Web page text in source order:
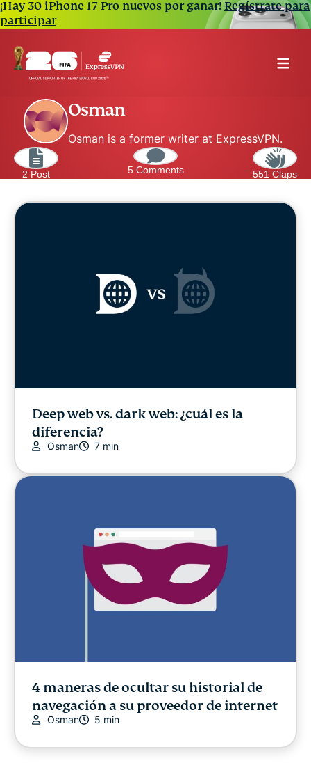
¡Hay 30 iPhone 17 Pro nuevos por ganar!Regístrate para
participar
Osman
Osman is a former writer at ExpressVPN.
2 Post 5 Comments 551 Claps
Deep web vs. dark web: ¿cuál es la
diferencia?
Osman 7 min
4 maneras de ocultar su historial de
navegación a su proveedor de internet
Osman 5 min